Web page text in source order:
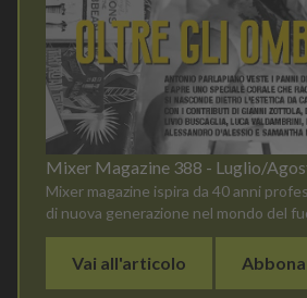
Mixer Magazine 388 - Luglio/
Mixer magazine ispira da 40 anni
di nuova generazione nel mondo del
Vai all'articolo